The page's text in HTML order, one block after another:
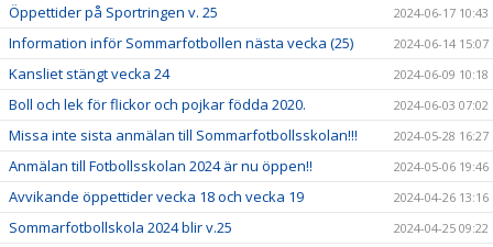
Öppettider på Sportringen v. 25 2024-06-17 10:43
Information inför Sommarfotbollen nästa vecka (25) 2024-06-14 15:07
Kansliet stängt vecka 24 2024-06-09 10:18
Boll och lek för flickor och pojkar födda 2020. 2024-06-03 07:02
Missa inte sista anmälan till Sommarfotbollsskolan!!! 2024-05-28 16:27
Anmälan till Fotbollsskolan 2024 är nu öppen!! 2024-05-06 19:46
Avvikande öppettider vecka 18 och vecka 19 2024-04-26 13:16
Sommarfotbollskola 2024 blir v.25 2024-04-25 09:22